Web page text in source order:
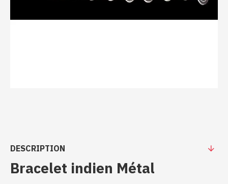
DESCRIPTION
Bracelet indien Métal